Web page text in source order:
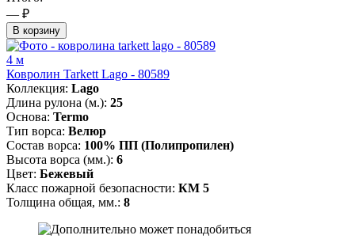
— ₽
В корзину
4 м
Ковролин Tarkett Lago - 80589
Коллекция: Lago
Длина рулона (м.): 25
Основа: Termo
Тип ворса: Велюр
Состав ворса: 100% ПП (Полипропилен)
Высота ворса (мм.): 6
Цвет: Бежевый
Класс пожарной безопасности: КМ 5
Толщина общая, мм.: 8